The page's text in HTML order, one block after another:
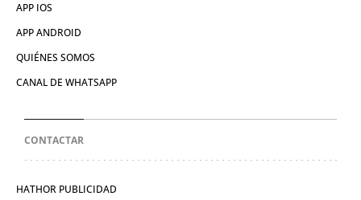
APP IOS
APP ANDROID
QUIÉNES SOMOS
CANAL DE WHATSAPP
CONTACTAR
HATHOR PUBLICIDAD